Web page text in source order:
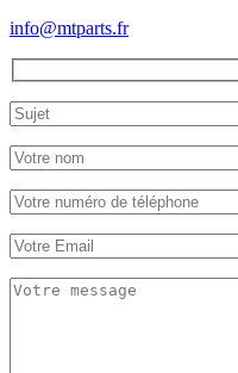
info@mtparts.fr